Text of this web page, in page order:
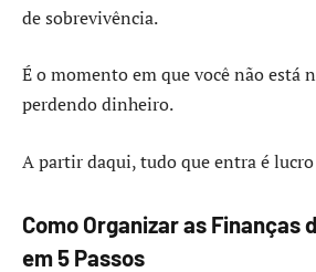
de sobrevivência.
É o momento em que você não está
perdendo dinheiro.
A partir daqui, tudo que entra é lucro
Como Organizar as Finanças
em 5 Passos